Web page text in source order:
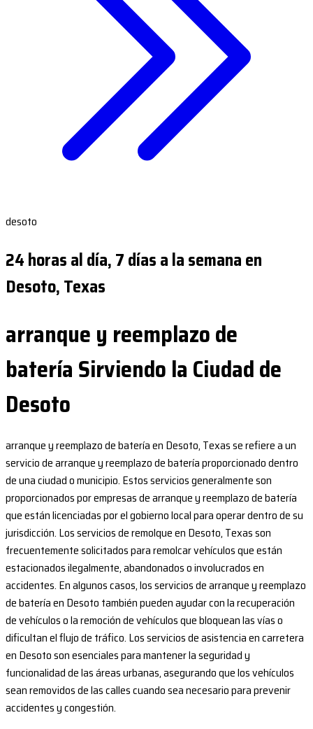
desoto
24 horas al día, 7 días a la semana en
Desoto, Texas
arranque y reemplazo de
batería Sirviendo la Ciudad de
Desoto
arranque y reemplazo de batería en Desoto, Texas se refiere a un
servicio de arranque y reemplazo de batería proporcionado dentro
de una ciudad o municipio. Estos servicios generalmente son
proporcionados por empresas de arranque y reemplazo de batería
que están licenciadas por el gobierno local para operar dentro de su
jurisdicción. Los servicios de remolque en Desoto, Texas son
frecuentemente solicitados para remolcar vehículos que están
estacionados ilegalmente, abandonados o involucrados en
accidentes. En algunos casos, los servicios de arranque y reemplazo
de batería en Desoto también pueden ayudar con la recuperación
de vehículos o la remoción de vehículos que bloquean las vías o
dificultan el flujo de tráfico. Los servicios de asistencia en carretera
en Desoto son esenciales para mantener la seguridad y
funcionalidad de las áreas urbanas, asegurando que los vehículos
sean removidos de las calles cuando sea necesario para prevenir
accidentes y congestión.